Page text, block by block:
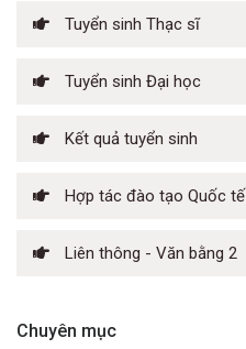
Tuyển sinh Thạc sĩ
Tuyển sinh Đại học
Kết quả tuyển sinh
Hợp tác đào tạo Quốc tế
Liên thông - Văn bằng 2
Chuyên mục